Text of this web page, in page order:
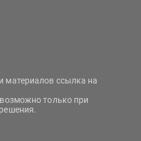
материалов ссылка на
только при